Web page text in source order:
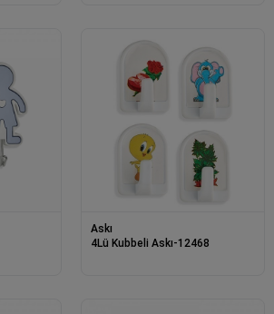
Askı
4Lü Kubbeli Askı-12468